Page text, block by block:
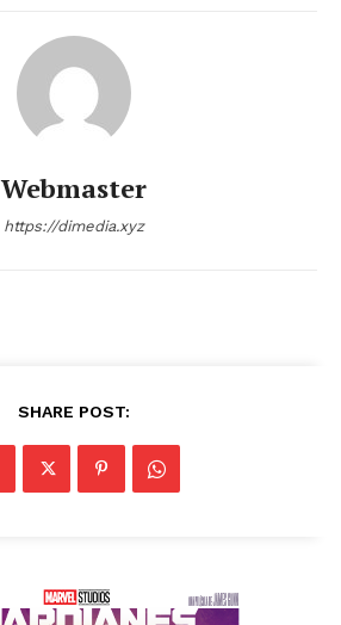
Webmaster
https://dimedia.xyz
SHARE POST: